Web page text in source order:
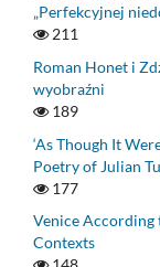
„Perfekcyjnej
211
Roman Honet i
wyobraźni
189
‘As Though It
Poetry of Julian
177
Venice According
Contexts